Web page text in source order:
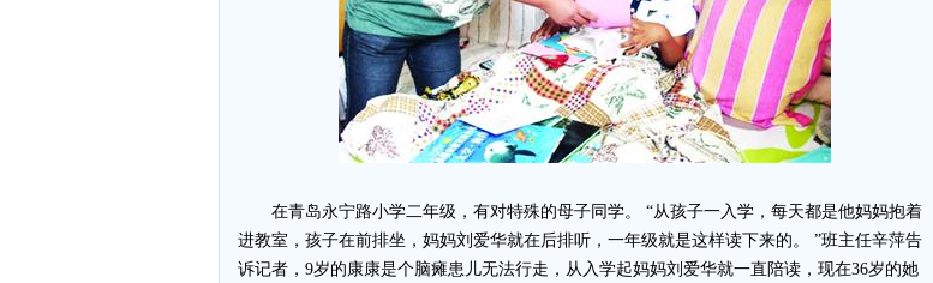
在青岛永宁路小学二年级，有对特殊的母子同学。 “从孩子一入学，每天都是他妈妈抱着
进教室，孩子在前排坐，妈妈刘爱华就在后排听，一年级就是这样读下来的。 ”班主任辛萍告
诉记者，9岁的康康是个脑瘫患儿无法行走，从入学起妈妈刘爱华就一直陪读，现在36岁的她